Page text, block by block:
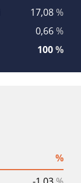
17,08%
0,66%
100%
%